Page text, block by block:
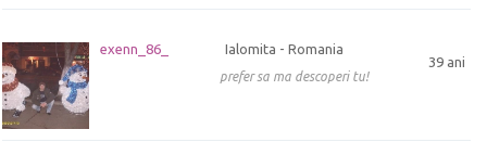
exenn_86_
39 ani
Ialomita - Romania
prefer sa ma descoperi tu!